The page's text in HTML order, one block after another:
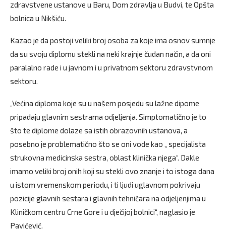
zdravstvene ustanove u Baru, Dom zdravlja u Budvi, te Opšta
bolnica u Nikšiću.
Kazao je da postoji veliki broj osoba za koje ima osnov sumnje
da su svoju diplomu stekli na neki krajnje čudan način, a da oni
paralalno rade i u javnom i u privatnom sektoru zdravstvnom
sektoru.
„Većina diploma koje su u našem posjedu su lažne dipome
pripadaju glavnim sestrama odjeljenja. Simptomatično je to
što te diplome dolaze sa istih obrazovnih ustanova, a
posebno je problematično što se oni vode kao „ specijalista
strukovna medicinska sestra, oblast klinička njega“. Dakle
imamo veliki broj onih koji su stekli ovo znanje i to istoga dana
u istom vremenskom periodu, i ti ljudi uglavnom pokrivaju
pozicije glavnih sestara i glavnih tehničara na odjeljenjima u
Kliničkom centru Crne Gore i u dječijoj bolnici“, naglasio je
Pavićević.